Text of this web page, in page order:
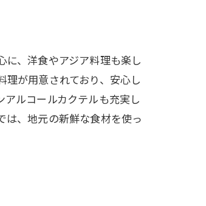
、洋食やアジア料理も楽し
が用意されており、安心し
ルコールカクテルも充実し
は、地元の新鮮な食材を使っ